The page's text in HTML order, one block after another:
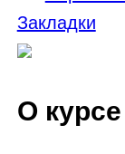
Закладки
О курсе